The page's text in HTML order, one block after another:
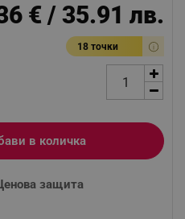
€ / 35.91 лв.
18 точки
в количка
защита